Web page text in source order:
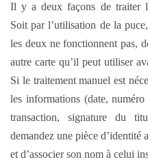
Il y a deux façons de traiter
Soit par l’utilisation de la
les deux ne fonctionnent pas,
autre carte qu’il peut utiliser
Si le traitement manuel est
les informations (date,
transaction, signature du
demandez une pièce
et d’associer son nom à celui